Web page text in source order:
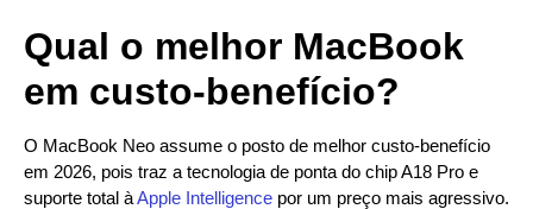
Qual o melhor MacBook
em custo-benefício?
O MacBook Neo assume o posto de melhor custo-benefício
em 2026, pois traz a tecnologia de ponta do chip A18 Pro e
suporte total àApple Intelligence por um preço mais agressivo.